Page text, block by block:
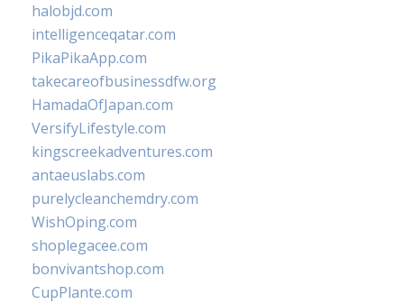
halobjd.com
intelligenceqatar.com
PikaPikaApp.com
takecareofbusinessdfw.org
HamadaOfJapan.com
VersifyLifestyle.com
kingscreekadventures.com
antaeuslabs.com
purelycleanchemdry.com
WishOping.com
shoplegacee.com
bonvivantshop.com
CupPlante.com